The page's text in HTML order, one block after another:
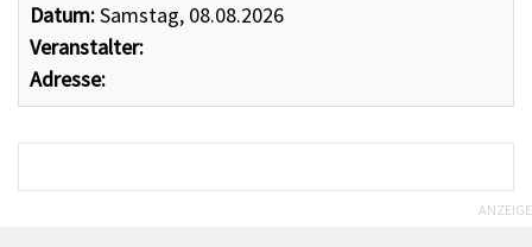
Datum:Samstag, 08.08.2026
Veranstalter:
Adresse:
ANZEIGE